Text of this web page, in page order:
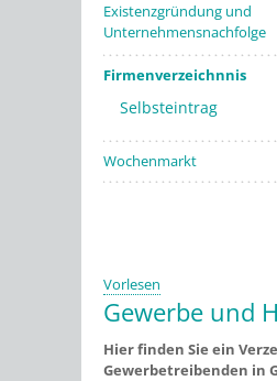
Existenzgründung und
Unternehmensnachfolge
Firmenverzeichnnis
Selbsteintrag
Wochenmarkt
Vorlesen
Gewerbe und
Hier finden Sie ein
Gewerbetreibenden in